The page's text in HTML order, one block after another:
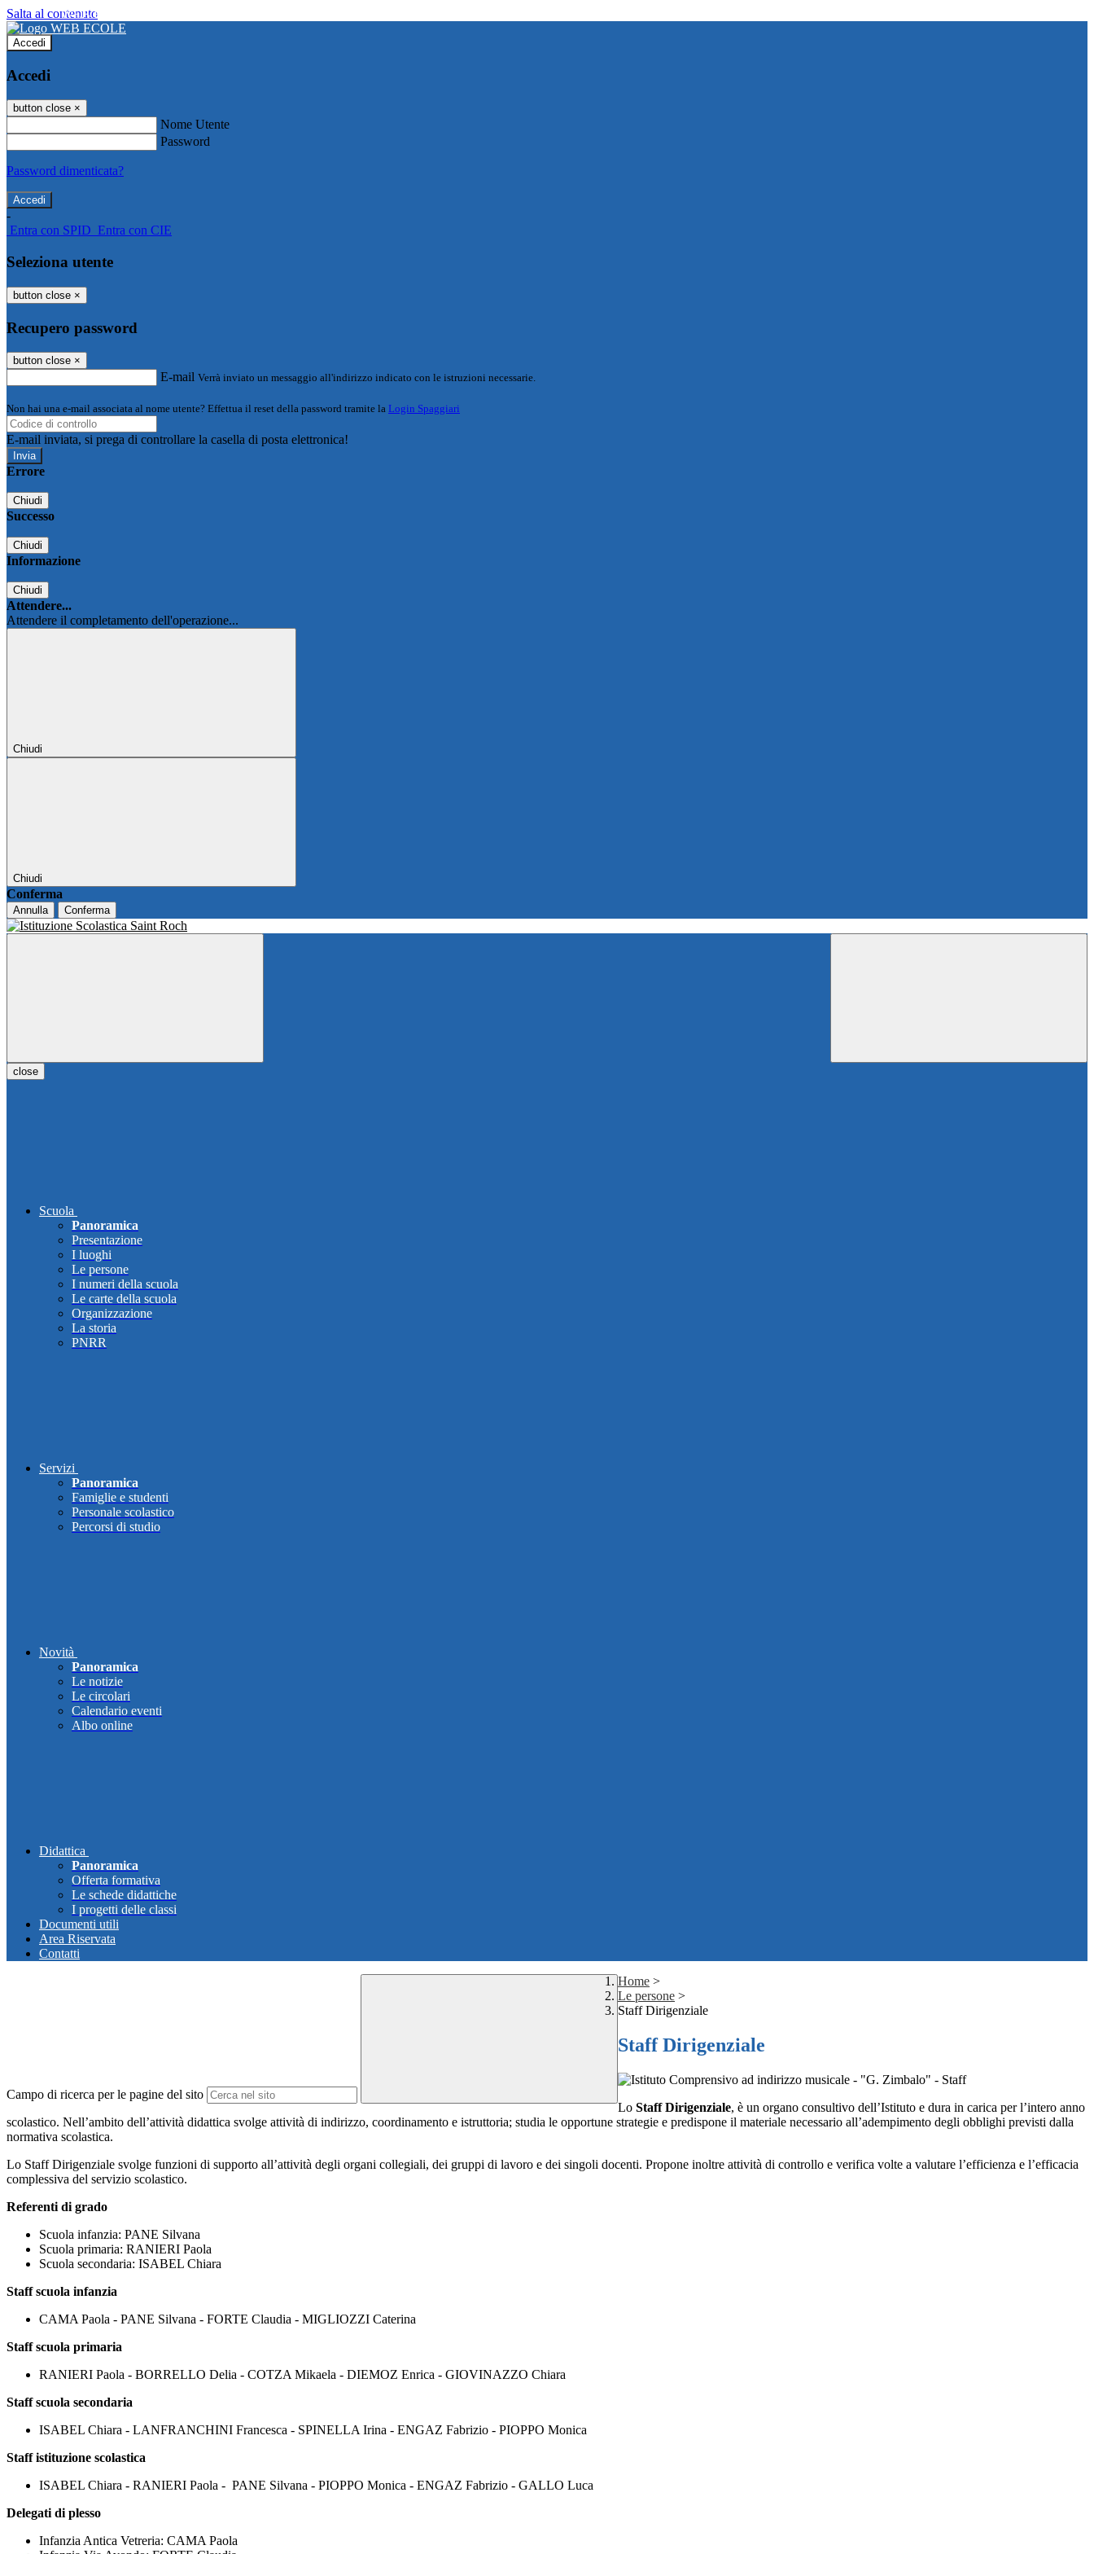
Salta al contenuto
WEB ECOLE
Accedi
Accedi
button close ×
Nome Utente
Password
Password dimenticata?
-
Entra con SPID Entra con CIE
Seleziona utente
button close ×
Recupero password
button close ×
E-mail Verrà inviato un messaggio all'indirizzo indicato con le istruzioni necessarie.
Non hai una e-mail associata al nome utente? Effettua il reset della password tramite la Login Spaggiari
E-mail inviata, si prega di controllare la casella di posta elettronica!
Errore
Chiudi
Successo
Chiudi
Informazione
Chiudi
Attendere...
Attendere il completamento dell'operazione...
Chiudi
Chiudi
Conferma
Annulla Conferma
close
Scuola
Panoramica
Presentazione
I luoghi
Le persone
I numeri della scuola
Le carte della scuola
Organizzazione
La storia
PNRR
Servizi
Panoramica
Famiglie e studenti
Personale scolastico
Percorsi di studio
Novità
Panoramica
Le notizie
Le circolari
Calendario eventi
Albo online
Didattica
Panoramica
Offerta formativa
Le schede didattiche
I progetti delle classi
Documenti utili
Area Riservata
Contatti
Campo di ricerca per le pagine del sito
Home >
Le persone >
Staff Dirigenziale
Staff Dirigenziale
Lo Staff Dirigenziale, è un organo consultivo dell’Istituto e dura in carica per l’intero anno
scolastico. Nell’ambito dell’attività didattica svolge attività di indirizzo, coordinamento e istruttoria; studia le opportune strategie e predispone il materiale necessario all’adempimento degli obblighi previsti dalla
normativa scolastica.
Lo Staff Dirigenziale svolge funzioni di supporto all’attività degli organi collegiali, dei gruppi di lavoro e dei singoli docenti. Propone inoltre attività di controllo e verifica volte a valutare l’efficienza e l’efficacia
complessiva del servizio scolastico.
Referenti di grado
Scuola infanzia: PANE Silvana
Scuola primaria: RANIERI Paola
Scuola secondaria: ISABEL Chiara
Staff scuola infanzia
CAMA Paola - PANE Silvana - FORTE Claudia - MIGLIOZZI Caterina
Staff scuola primaria
RANIERI Paola - BORRELLO Delia - COTZA Mikaela - DIEMOZ Enrica - GIOVINAZZO Chiara
Staff scuola secondaria
ISABEL Chiara - LANFRANCHINI Francesca - SPINELLA Irina - ENGAZ Fabrizio - PIOPPO Monica
Staff istituzione scolastica
ISABEL Chiara - RANIERI Paola - PANE Silvana - PIOPPO Monica - ENGAZ Fabrizio - GALLO Luca
Delegati di plesso
Infanzia Antica Vetreria: CAMA Paola